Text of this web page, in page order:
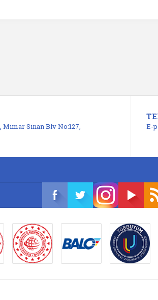
Sinan Blv No:127,
E-